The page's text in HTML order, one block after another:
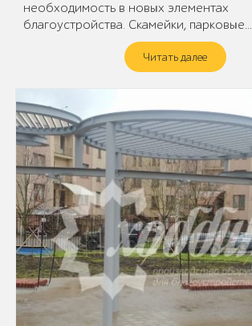
необходимость в новых элементах
благоустройства. Скамейки, парковые…
Читать далее